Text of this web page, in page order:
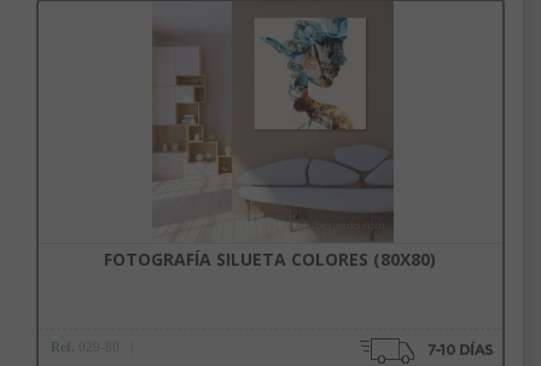
Añadir a la cesta
FOTOGRAFÍA SILUETA COLORES (80X80)
Ref. 029-80